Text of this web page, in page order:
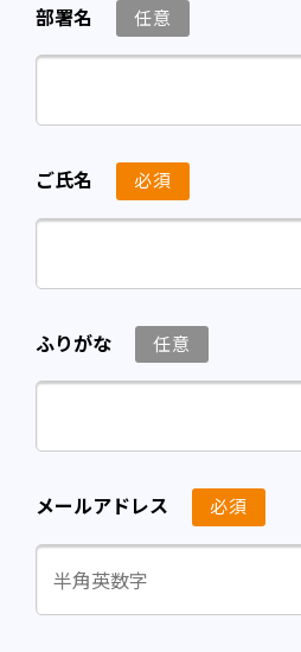
部署名 任意
ご氏名 必須
ふりがな 任意
メールアドレス 必須